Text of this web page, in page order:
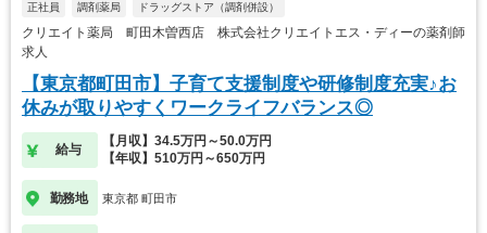
正社員 調剤薬局 ドラッグストア（調剤併設）
クリエイト薬局 町田木曽西店 株式会社クリエイトエス・ディーの薬剤師
求人
【東京都町田市】子育て支援制度や研修制度充実♪お
休みが取りやすくワークライフバランス◎
給与
【月収】34.5万円～50.0万円
【年収】510万円～650万円
勤務地 東京都 町田市